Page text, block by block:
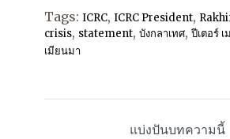
Tags: ICRC, ICRC President,
crisis, statement, บังกลาเทศ, ปีเตอร์ เ
เมียนมา
แบ่งปันบทความนี้